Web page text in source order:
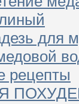
для
рецепты